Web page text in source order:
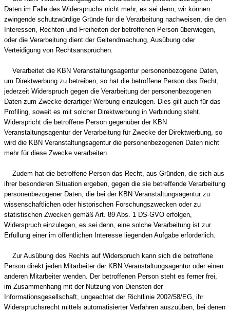
Daten im Falle des Widerspruchs nicht mehr, es sei denn, wir können
zwingende schutzwürdige Gründe für die Verarbeitung nachweisen, die den
Interessen, Rechten und Freiheiten der betroffenen Person überwiegen,
oder die Verarbeitung dient der Geltendmachung, Ausübung oder
Verteidigung von Rechtsansprüchen.
Verarbeitet die KBN Veranstaltungsagentur personenbezogene Daten,
um Direktwerbung zu betreiben, so hat die betroffene Person das Recht,
jederzeit Widerspruch gegen die Verarbeitung der personenbezogenen
Daten zum Zwecke derartiger Werbung einzulegen. Dies gilt auch für das
Profiling, soweit es mit solcher Direktwerbung in Verbindung steht.
Widerspricht die betroffene Person gegenüber der KBN
Veranstaltungsagentur der Verarbeitung für Zwecke der Direktwerbung, so
wird die KBN Veranstaltungsagentur die personenbezogenen Daten nicht
mehr für diese Zwecke verarbeiten.
Zudem hat die betroffene Person das Recht, aus Gründen, die sich aus
ihrer besonderen Situation ergeben, gegen die sie betreffende Verarbeitung
personenbezogener Daten, die bei der KBN Veranstaltungsagentur zu
wissenschaftlichen oder historischen Forschungszwecken oder zu
statistischen Zwecken gemäß Art. 89 Abs. 1 DS-GVO erfolgen,
Widerspruch einzulegen, es sei denn, eine solche Verarbeitung ist zur
Erfüllung einer im öffentlichen Interesse liegenden Aufgabe erforderlich.
Zur Ausübung des Rechts auf Widerspruch kann sich die betroffene
Person direkt jeden Mitarbeiter der KBN Veranstaltungsagentur oder einen
anderen Mitarbeiter wenden. Der betroffenen Person steht es ferner frei,
im Zusammenhang mit der Nutzung von Diensten der
Informationsgesellschaft, ungeachtet der Richtlinie 2002/58/EG, ihr
Widerspruchsrecht mittels automatisierter Verfahren auszuüben, bei denen